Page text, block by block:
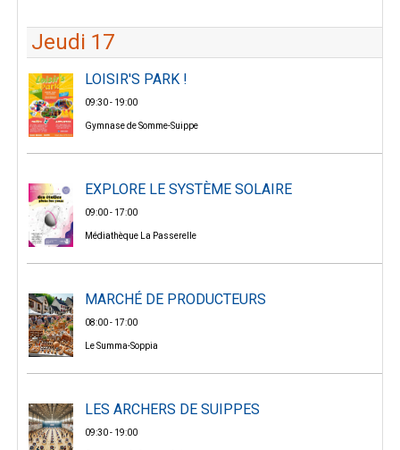
Jeudi 17
LOISIR'S PARK !
09:30 - 19:00
Gymnase de Somme-Suippe
EXPLORE LE SYSTÈME SOLAIRE
09:00 - 17:00
Médiathèque La Passerelle
MARCHÉ DE PRODUCTEURS
08:00 - 17:00
Le Summa-Soppia
LES ARCHERS DE SUIPPES
09:30 - 19:00